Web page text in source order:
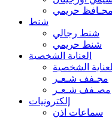
محـافظ حريمي
شنط
شنط رجالي
شنط حريمي
العناية الشخصية
الشخصية
مجـفف شـعـر
مصـفف شـعـر
إلكترونيات
سماعات اذن